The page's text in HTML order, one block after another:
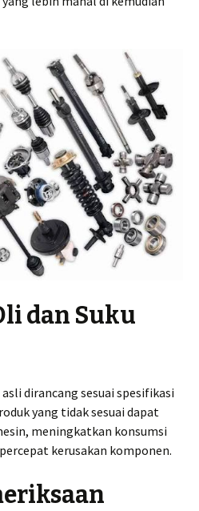
dan Suku
dirancang sesuai spesifikasi
yang tidak sesuai dapat
meningkatkan konsumsi
kerusakan komponen.